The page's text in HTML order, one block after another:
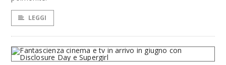
LEGGI